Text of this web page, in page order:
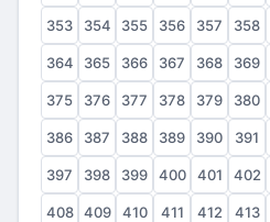
353 354 355 356 357 358
364 365 366 367 368 369
375 376 377 378 379 380
386 387 388 389 390 391
397 398 399 400 401 402
408 409 410 411 412 413